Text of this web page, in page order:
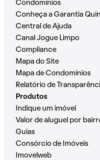
Condomínios
Conheça a Garantia
Central de Ajuda
Canal Jogue Limpo
Compliance
Mapa do Site
Mapa de Condomínios
Relatório de
Produtos
Indique um imóvel
Valor de aluguel por
Guias
Consórcio de Imóveis
Imovelweb